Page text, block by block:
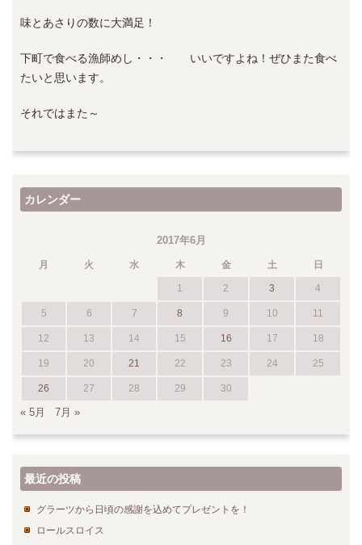
味とあさりの数に大満足！
下町で食べる漁師めし・・・ いいですよね！ぜひまた食べ
たいと思います。
それではまた～
カレンダー
2017年6月
月 火 水 木 金 土 日
1 2 3 4
5 6 7 8 9 10 11
12 13 14 15 16 17 18
19 20 21 22 23 24 25
26 27 28 29 30
« 5月 7月 »
最近の投稿
グラーツから日頃の感謝を込めてプレゼントを！
ロールスロイス